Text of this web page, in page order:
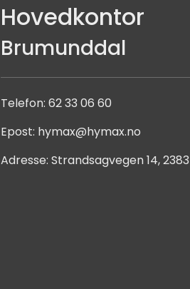
Hovedkontor
Brumunddal
Telefon: 62 33 06 60
Epost: hymax@hymax.no
Adresse: Strandsagvegen 14,